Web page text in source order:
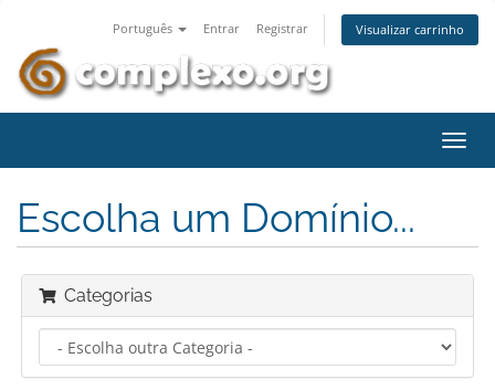
Português Entrar Registrar Visualizar carrinho
Escolha um Domínio...
Categorias